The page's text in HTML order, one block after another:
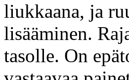
liukkaana, ja
lisääminen.
tasolle. On